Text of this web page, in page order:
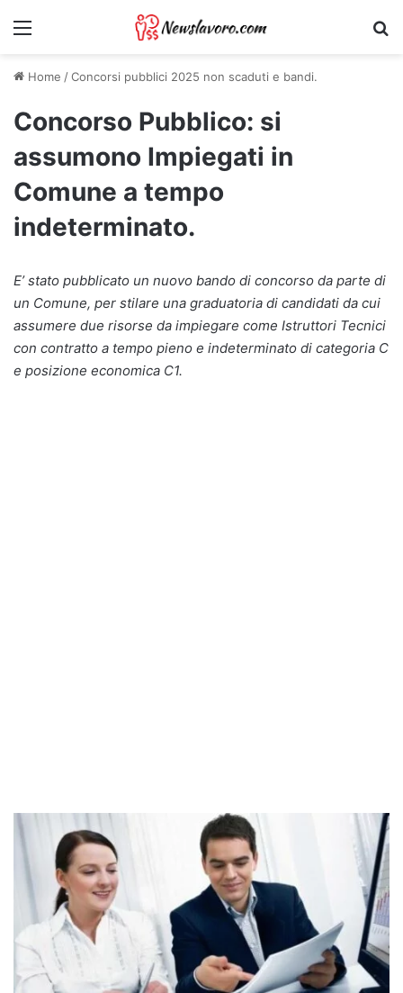
Menu
Home /Concorsi pubblici 2025 non scaduti e bandi.
Concorso Pubblico: si
assumono Impiegati in
Comune a tempo
indeterminato.
E’ stato pubblicato un nuovo bando di concorso da parte di
un Comune, per stilare una graduatoria di candidati da cui
assumere due risorse da impiegare come Istruttori Tecnici
con contratto a tempo pieno e indeterminato di categoria C
e posizione economica C1.